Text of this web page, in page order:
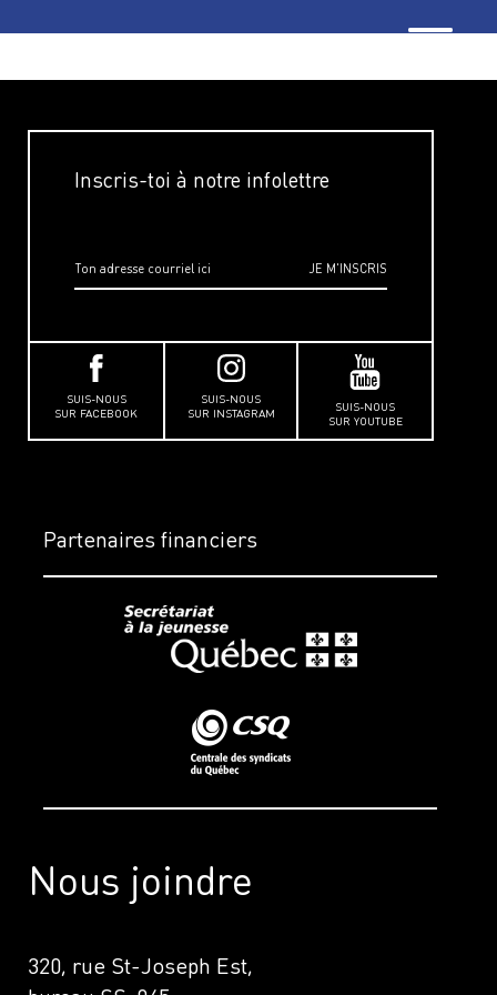
Inscris-toi à notre infolettre
SUIS-NOUS
SUR FACEBOOK
SUIS-NOUS
SUR INSTAGRAM
SUIS-NOUS
SUR YOUTUBE
Nous joindre
320, rue St-Joseph Est,
Partenaires financiers